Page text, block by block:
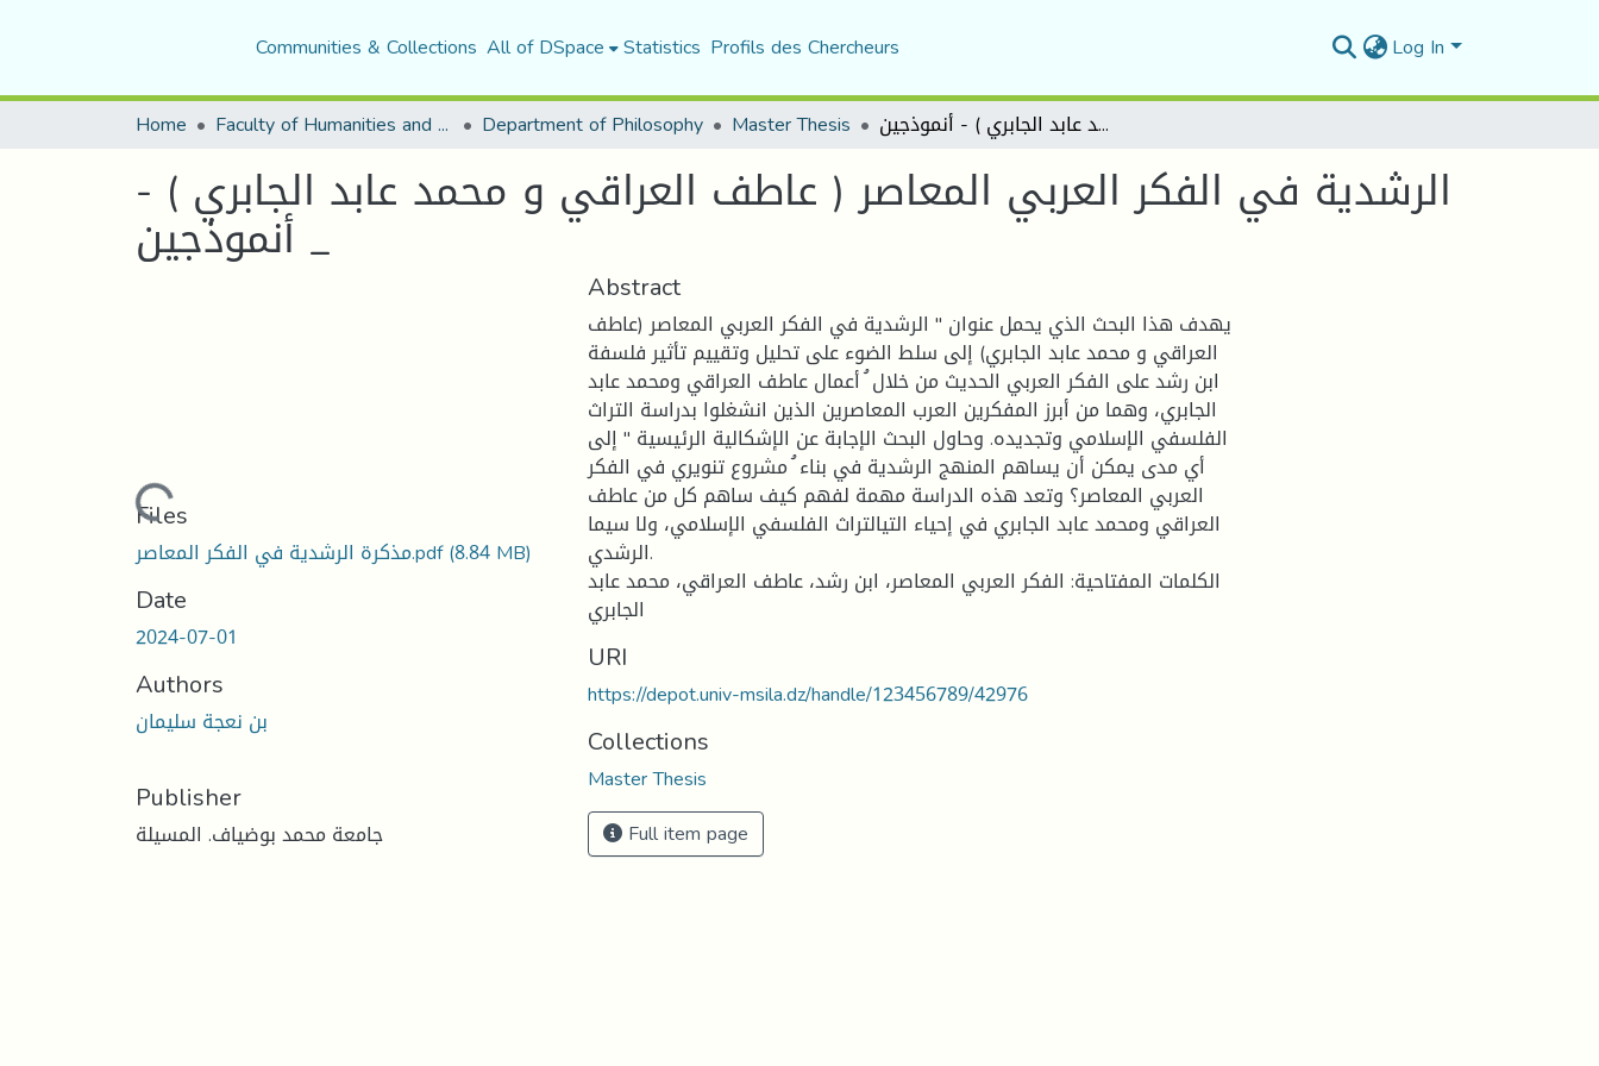
Communities & Collections All of DSpace Statistics Profils des Chercheurs Log In
Home Faculty of Humanities and Social Sciences Department of Philosophy Master Thesis الرشدية في الفكر العربي المعاصر ( عاطف العراقي و محمد عابد الجابري ) - أنموذجين _
الرشدية في الفكر العربي المعاصر ( عاطف العراقي و محمد عابد الجابري ) -
أنموذجين _
Loading...
Files
مذكرة الرشدية في الفكر المعاصر.pdf(8.84 MB)
Date
2024-07-01
Authors
بن نعجة سليمان
Publisher
جامعة محمد بوضياف. المسيلة
Abstract
يهدف هذا البحث الذي يحمل عنوان " الرشدية في الفكر العربي المعاصر (عاطف
العراقي و محمد عابد الجابري) إلى سلط الضوء على تحليل وتقييم تأثير فلسفة
ابن رشد على الفكر العربي الحديث من خلال ُ أعمال عاطف العراقي ومحمد عابد
الجابري، وهما من أبرز المفكرين العرب المعاصرين الذين انشغلوا بدراسة التراث
الفلسفي الإسلامي وتجديده. وحاول البحث الإجابة عن الإشكالية الرئيسية " إلى
أي مدى يمكن أن يساهم المنهج الرشدية في بناء ُ مشروع تنويري في الفكر
العربي المعاصر؟ وتعد هذه الدراسة مهمة لفهم كيف ساهم كل من عاطف
العراقي ومحمد عابد الجابري في إحياء التيالتراث الفلسفي الإسلامي، ولا سيما
الرشدي.
الكلمات المفتاحية: الفكر العربي المعاصر، ابن رشد، عاطف العراقي، محمد عابد
الجابري
URI
https://depot.univ-msila.dz/handle/123456789/42976
Collections
Master Thesis
Full item page